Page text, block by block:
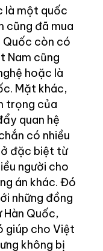
là một quốc
cũng đã mua
Quốc còn có
Nam cũng
hoặc là
Mặt khác,
trọng của
quan hệ
có nhiều
đặc biệt từ
người cho
án khác. Đó
những đồng
Hàn Quốc,
giúp cho Việt
không bị